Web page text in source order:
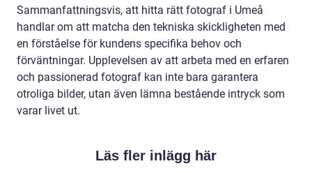
Sammanfattningsvis, att hitta rätt fotograf i Umeå
handlar om att matcha den tekniska skickligheten med
en förståelse för kundens specifika behov och
förväntningar. Upplevelsen av att arbeta med en erfaren
och passionerad fotograf kan inte bara garantera
otroliga bilder, utan även lämna bestående intryck som
varar livet ut.
Läs fler inlägg här